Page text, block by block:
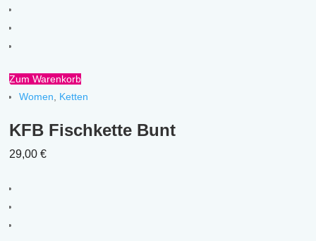
Zum Warenkorb
Women
Ketten
KFB Fischkette Bunt
29,00€